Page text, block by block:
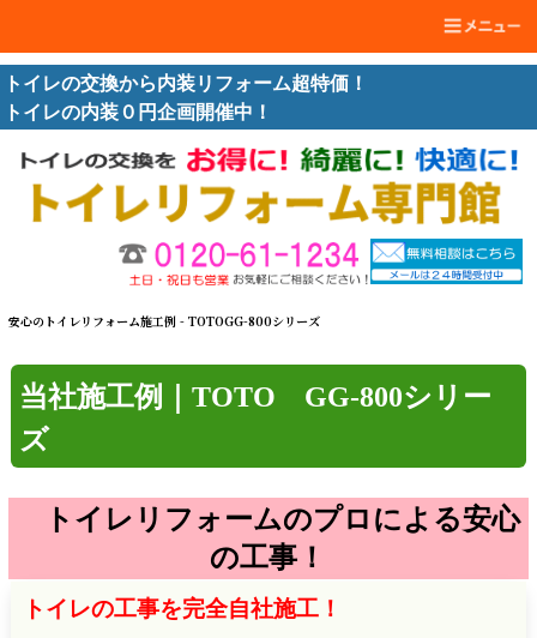
トイレの交換から内装リフォーム超特価！
トイレの内装０円企画開催中！
安心のトイレリフォーム施工例 - TOTOGG-800シリーズ
当社施工例｜TOTO GG-800シリー
ズ
トイレリフォームのプロによる安心
の工事！
トイレの工事を完全自社施工！